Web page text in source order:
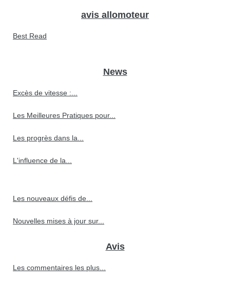
avis allomoteur
Best Read
News
Excès de vitesse :...
Les Meilleures Pratiques pour...
Les progrès dans la...
L'influence de la...
Les nouveaux défis de...
Nouvelles mises à jour sur...
Avis
Les commentaires les plus...